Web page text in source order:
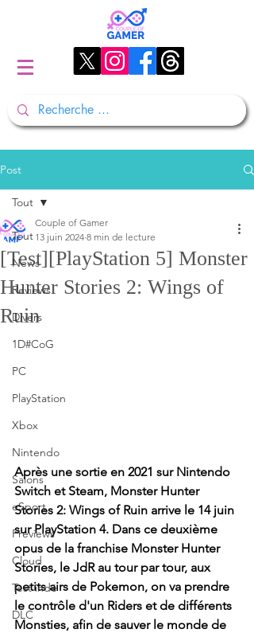
Post
Tout
News
Reviews
Divers
1D#CoG
PC
PlayStation
Xbox
Nintendo
Salons
eSport
Previews
Cloud
Test indé
DLC
Tout
[Test][PlayStation 5] Monster
Hunter Stories 2: Wings of
Ruin
Couple of Gamer
13 juin 2024 8 min de lecture
Après une sortie en 2021 sur Nintendo
Switch et Steam, Monster Hunter
Stories 2: Wings of Ruin arrive le 14 juin
sur PlayStation 4. Dans ce deuxième
opus de la franchise Monster Hunter
Stories, le JdR au tour par tour, aux
petits airs de Pokemon, on va prendre
le contrôle d'un Riders et de différents
Monsties, afin de sauver le monde de